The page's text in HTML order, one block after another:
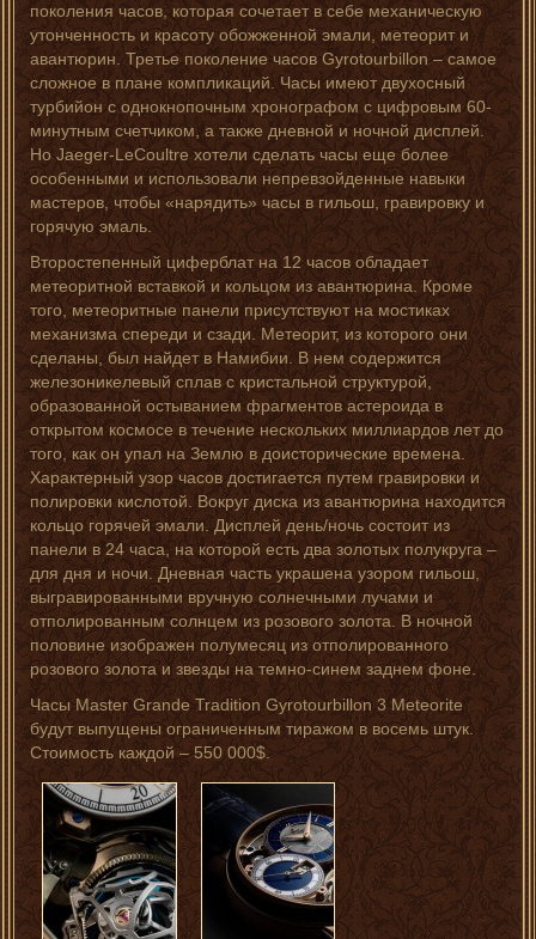
поколения часов, которая сочетает в себе механическую
утонченность и красоту обожженной эмали, метеорит и
авантюрин. Третье поколение часов Gyrotourbillon – самое
сложное в плане компликаций. Часы имеют двухосный
турбийон с однокнопочным хронографом с цифровым 60-
минутным счетчиком, а также дневной и ночной дисплей.
Но Jaeger-LeCoultre хотели сделать часы еще более
особенными и использовали непревзойденные навыки
мастеров, чтобы «нарядить» часы в гильош, гравировку и
горячую эмаль.
Второстепенный циферблат на 12 часов обладает
метеоритной вставкой и кольцом из авантюрина. Кроме
того, метеоритные панели присутствуют на мостиках
механизма спереди и сзади. Метеорит, из которого они
сделаны, был найдет в Намибии. В нем содержится
железоникелевый сплав с кристальной структурой,
образованной остыванием фрагментов астероида в
открытом космосе в течение нескольких миллиардов лет до
того, как он упал на Землю в доисторические времена.
Характерный узор часов достигается путем гравировки и
полировки кислотой. Вокруг диска из авантюрина находится
кольцо горячей эмали. Дисплей день/ночь состоит из
панели в 24 часа, на которой есть два золотых полукруга –
для дня и ночи. Дневная часть украшена узором гильош,
выгравированными вручную солнечными лучами и
отполированным солнцем из розового золота. В ночной
половине изображен полумесяц из отполированного
розового золота и звезды на темно-синем заднем фоне.
Часы Master Grande Tradition Gyrotourbillon 3 Meteorite
будут выпущены ограниченным тиражом в восемь штук.
Стоимость каждой – 550 000$.